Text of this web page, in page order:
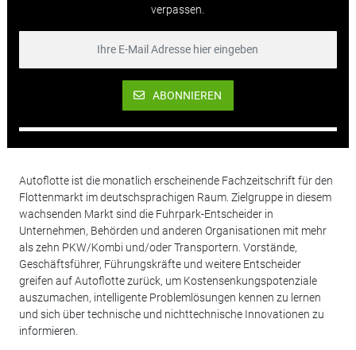
verpassen.
ABONNIEREN
Autoflotte ist die monatlich erscheinende Fachzeitschrift für den
Flottenmarkt im deutschsprachigen Raum. Zielgruppe in diesem
wachsenden Markt sind die Fuhrpark-Entscheider in
Unternehmen, Behörden und anderen Organisationen mit mehr
als zehn PKW/Kombi und/oder Transportern. Vorstände,
Geschäftsführer, Führungskräfte und weitere Entscheider
greifen auf Autoflotte zurück, um Kostensenkungspotenziale
auszumachen, intelligente Problemlösungen kennen zu lernen
und sich über technische und nichttechnische Innovationen zu
informieren.